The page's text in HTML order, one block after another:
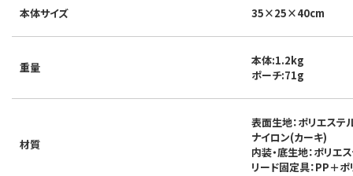
本体サイズ 35×25×40cm
重量
本体:1.2kg
ポーチ:71g
材質
表面生地：ポリエステ
ナイロン(カーキ)
内装・底生地：ポリエ
リード固定具：PP＋